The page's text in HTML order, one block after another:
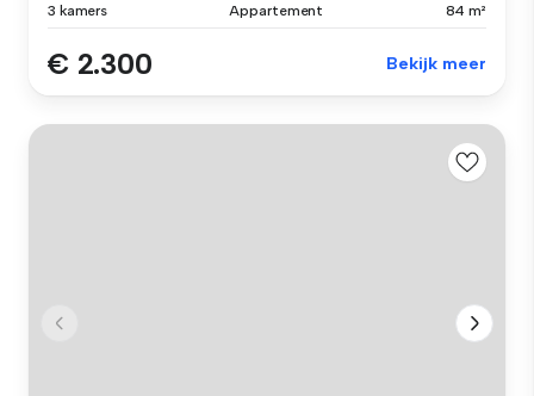
3 kamers Appartement 84 m²
€ 2.300 Bekijk meer